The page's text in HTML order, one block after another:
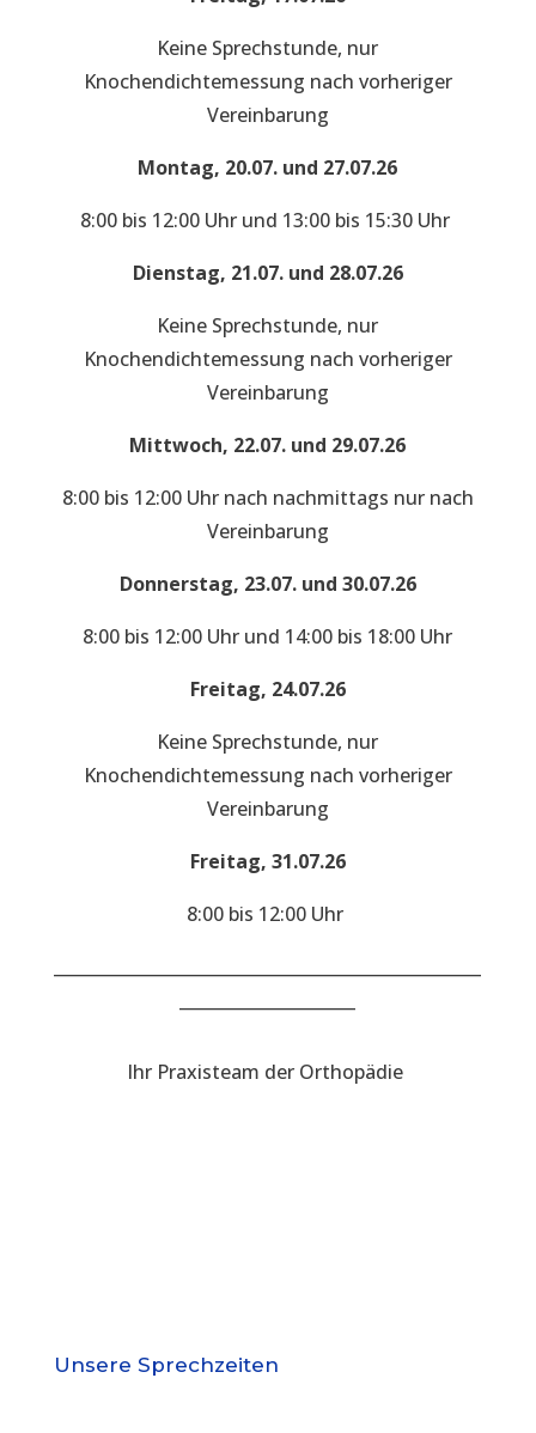
Keine Sprechstunde, nur
Knochendichtemessung nach vorheriger
Vereinbarung
Montag, 20.07. und 27.07.26
8:00 bis 12:00 Uhr und 13:00 bis 15:30 Uhr
Dienstag, 21.07. und 28.07.26
Keine Sprechstunde, nur
Knochendichtemessung nach vorheriger
Vereinbarung
Mittwoch, 22.07. und 29.07.26
8:00 bis 12:00 Uhr nach nachmittags nur nach
Vereinbarung
Donnerstag, 23.07. und 30.07.26
8:00 bis 12:00 Uhr und 14:00 bis 18:00 Uhr
Freitag, 24.07.26
Keine Sprechstunde, nur
Knochendichtemessung nach vorheriger
Vereinbarung
Freitag, 31.07.26
8:00 bis 12:00 Uhr
Ihr Praxisteam der Orthopädie
Unsere Sprechzeiten